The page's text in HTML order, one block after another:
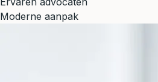
Moderne aanpak